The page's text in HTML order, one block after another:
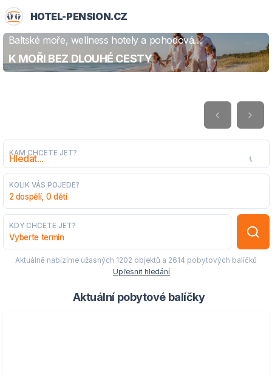
HOTEL-PENSION.CZ
Baltské moře, wellness hotely a pohodová
dovolená
K MOŘI BEZ DLOUHÉ CESTY
ZJISTIT VÍCE
KAM CHCETE JET?
KOLIK VÁS POJEDE?
2 dospělí, 0 dětí
KDY CHCETE JET?
Vyberte termín
Aktuálně nabízíme úžasných 1202 objektů a 2614 pobytových balíčků
Upřesnit hledání
Aktuální pobytové balíčky